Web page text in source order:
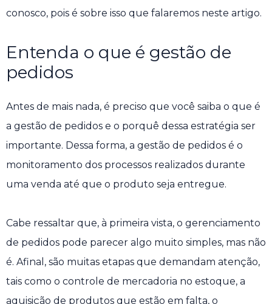
conosco, pois é sobre isso que falaremos neste artigo.
Entenda o que é gestão de
pedidos
Antes de mais nada, é preciso que você saiba o que é
a gestão de pedidos e o porquê dessa estratégia ser
importante. Dessa forma, a gestão de pedidos é o
monitoramento dos processos realizados durante
uma venda até que o produto seja entregue.
Cabe ressaltar que, à primeira vista, o gerenciamento
de pedidos pode parecer algo muito simples, mas não
é. Afinal, são muitas etapas que demandam atenção,
tais como o controle de mercadoria no estoque, a
aquisição de produtos que estão em falta, o